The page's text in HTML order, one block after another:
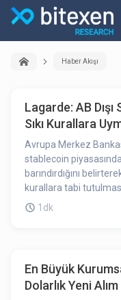
Haber Akışı
Lagarde: AB
Sıkı Kurallara
Avrupa Merkez
stablecoin
barındırdığını
kurallara tabi
1dk
En Büyük
Dolarlık Yeni